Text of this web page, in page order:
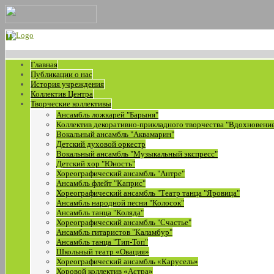
Главная
Публикации о нас
История учреждения
Коллектив Центра
Творческие коллективы
Ансамбль ложкарей "Барыня"
Коллектив декоративно-прикладного творчества
Вокальный ансамбль "Аквамарин"
Детский духовой оркестр
Вокальный ансамбль "Музыкальный экспресс"
Детский хор "Юность"
Хореографический ансамбль "Антре"
Ансамбль флейт "Каприс"
Хореографический ансамбль "Театр танца "Яровица"
Ансамбль народной песни "Колосок"
Ансамбль танца "Коляда"
Хореографический ансамбль "Счастье"
Ансамбль гитаристов "Каламбур"
Ансамбль танца "Тип-Топ"
Школьный театр «Овация»
Хореографический ансамбль «Карусель»
Хоровой коллектив «Астра»